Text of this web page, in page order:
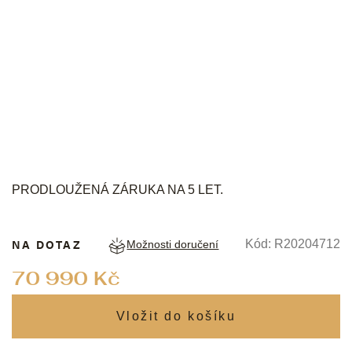
PRODLOUŽENÁ ZÁRUKA NA 5 LET.
70 990 Kč
NA DOTAZ Možnosti doručení Kód: R20204712